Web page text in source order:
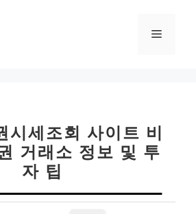
메
시세조회 사이트 비
거래소 정보 및 투
자 팁